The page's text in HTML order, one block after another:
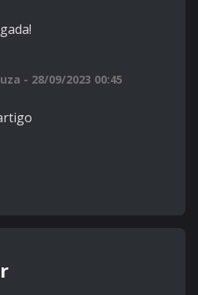
- 28/09/2023 00:45